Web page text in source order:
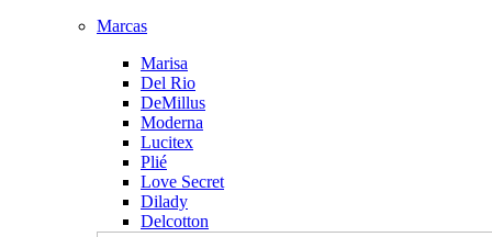
Marcas
Marisa
Del Rio
DeMillus
Moderna
Lucitex
Plié
Love Secret
Dilady
Delcotton